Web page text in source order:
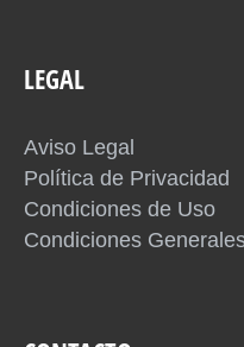
LEGAL
Aviso Legal
Política de Privacidad
Condiciones de Uso
Condiciones